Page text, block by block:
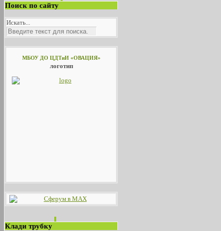
Поиск по сайту
Искать...
МБОУ ДО ЦДТиИ «ОВАЦИЯ»
логотип
Клади трубку